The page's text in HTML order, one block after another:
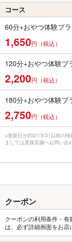
コース
60分+おやつ体験プ
1,650円（税込）
120分+おやつ体験プ
2,200円（税込）
180分+おやつ体験プ
2,750円（税込）
※更新日が2021/3/31以前の情
ましては直接店舗へお問い合
クーポン
クーポンの利用条件・
は、必ず詳細画面をお店